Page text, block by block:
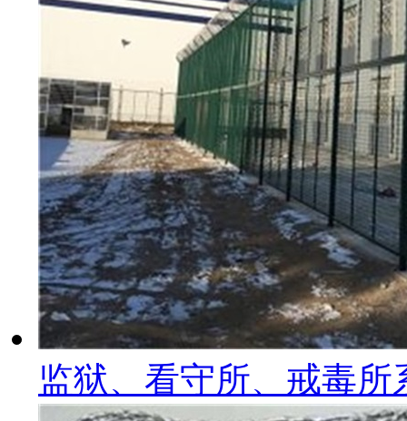
监狱、看守所、戒毒